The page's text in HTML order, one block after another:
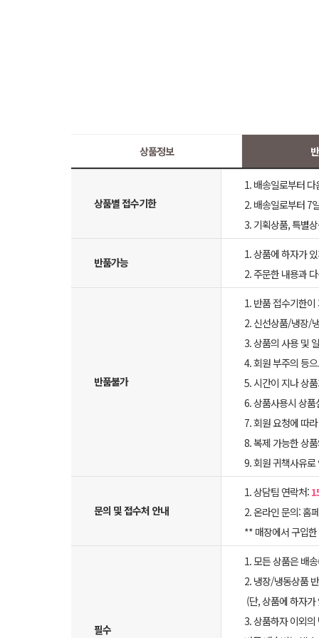
상품정보
상품별 접수기한
1. 배송일로부터
2. 배송일로부터 7
3. 기획상품, 특별
반품가능
1. 상품에 하자가
2. 주문한 내용과
반품불가
1. 반품 접수기한이
2. 신선상품/냉장/
3. 상품의 사용 및
4. 회원 부주의 등
5. 시간이 지나 상
6. 상품사용시 상
7. 회원 요청에 따
8. 복제 가능한 상
9. 회원 귀책사유
문의 및 접수처 안내
1. 상담팀 연락처:
2. 온라인 문의: 홈
** 매장에서 구입
필수
1. 모든 상품은 배
2. 냉장/냉동상품
(단, 상품에 하자
3. 상품하자 이외